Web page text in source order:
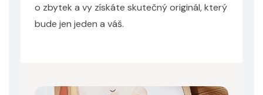
o zbytek a vy získáte skutečný originál, který
bude jen jeden a váš.